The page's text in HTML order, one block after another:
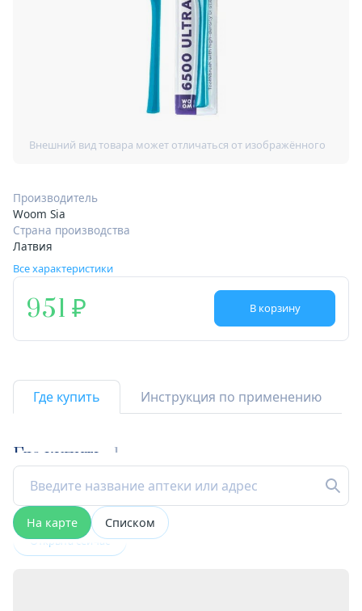
Производитель
Woom Sia
Страна производства
Латвия
Все характеристики
951 В корзину
Где купить Инструкция по применению
Где купить 1
На карте Списком
Открыта сейчас